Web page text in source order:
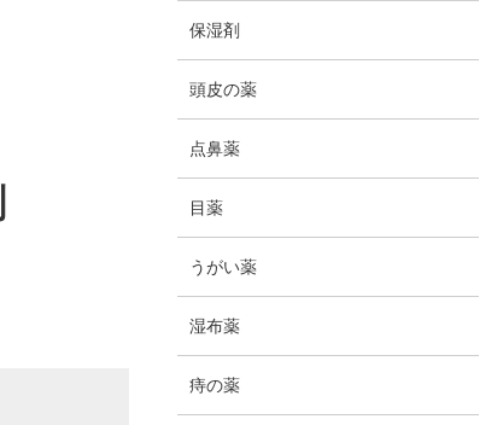
保湿剤
頭皮の薬
点鼻薬
目薬
うがい薬
湿布薬
痔の薬